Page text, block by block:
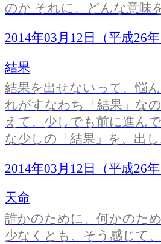
のか それに、どんな意味
2014年03月12日（平成26年
結果
結果を出せないって、悩
れがすなわち「結果」な
えて、少しでも前に進ん
な少しの「結果」を、出し
2014年03月12日（平成26年
天命
誰かのために、何かのた
少なくとも、そう感じて